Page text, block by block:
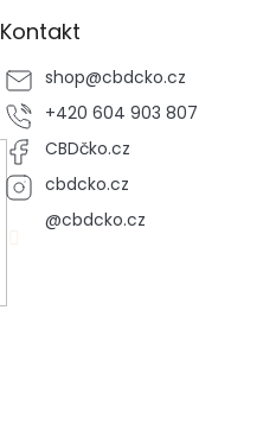
Kontakt
shop@cbdcko.cz
+420 604 903 807
CBDčko.cz
cbdcko.cz
@cbdcko.cz